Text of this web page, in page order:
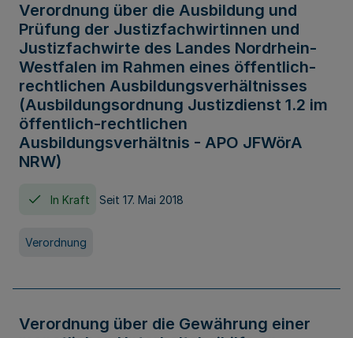
Verordnung über die Ausbildung und
Prüfung der Justizfachwirtinnen und
Justizfachwirte des Landes Nordrhein-
Westfalen im Rahmen eines öffentlich-
rechtlichen Ausbildungsverhältnisses
(Ausbildungsordnung Justizdienst 1.2 im
öffentlich-rechtlichen
Ausbildungsverhältnis - APO JFWörA
NRW)
In Kraft Seit 17. Mai 2018
Verordnung
Verordnung über die Gewährung einer